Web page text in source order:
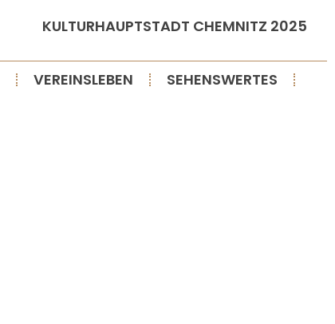
KULTURHAUPTSTADT CHEMNITZ 2025
VEREINSLEBEN
SEHENSWERTES